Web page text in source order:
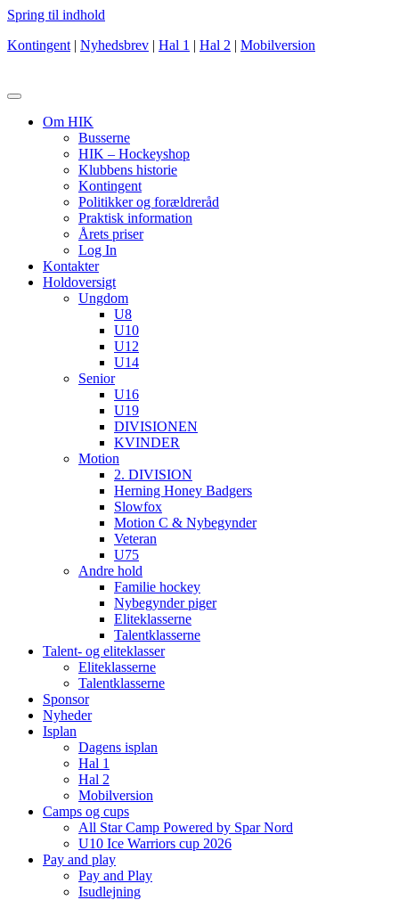
Spring til indhold
Kontingent | Nyhedsbrev | Hal 1 | Hal 2 | Mobilversion
Om HIK
Busserne
HIK – Hockeyshop
Klubbens historie
Kontingent
Politikker og forældreråd
Praktisk information
Årets priser
Log In
Kontakter
Holdoversigt
Ungdom
U8
U10
U12
U14
Senior
U16
U19
DIVISIONEN
KVINDER
Motion
2. DIVISION
Herning Honey Badgers
Slowfox
Motion C & Nybegynder
Veteran
U75
Andre hold
Familie hockey
Nybegynder piger
Eliteklasserne
Talentklasserne
Talent- og eliteklasser
Eliteklasserne
Talentklasserne
Sponsor
Nyheder
Isplan
Dagens isplan
Hal 1
Hal 2
Mobilversion
Camps og cups
All Star Camp Powered by Spar Nord
U10 Ice Warriors cup 2026
Pay and play
Pay and Play
Isudlejning